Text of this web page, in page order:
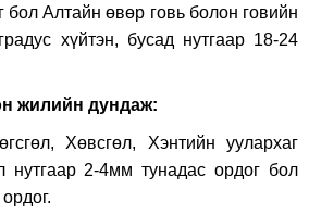
бол Алтайн өвөр говь болон говийн
хүйтэн, бусад нутгаар 18-24
жилийн дундаж:
Хөвсгөл, Хэнтийн уулархаг
нутгаар 2-4мм тунадас ордог бол